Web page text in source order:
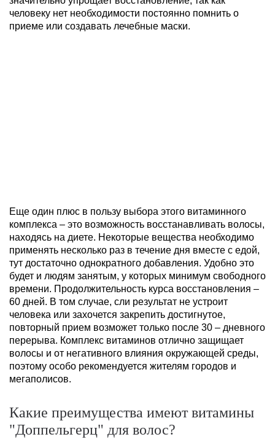
человеку нет необходимости постоянно помнить о
приеме или создавать лечебные маски.
Еще один плюс в пользу выбора этого витаминного
комплекса – это возможность восстанавливать волосы,
находясь на диете. Некоторые вещества необходимо
применять несколько раз в течение дня вместе с едой,
тут достаточно однократного добавления. Удобно это
будет и людям занятым, у которых минимум свободного
времени. Продолжительность курса восстановления –
60 дней. В том случае, сли результат не устроит
человека или захочется закрепить достигнутое,
повторный прием возможет только после 30 – дневного
перерыва. Комплекс витаминов отлично защищает
волосы и от негативного влияния окружающей среды,
поэтому особо рекомендуется жителям городов и
мегаполисов.
Какие преимущества имеют витамины
"Доппельгерц" для волос?